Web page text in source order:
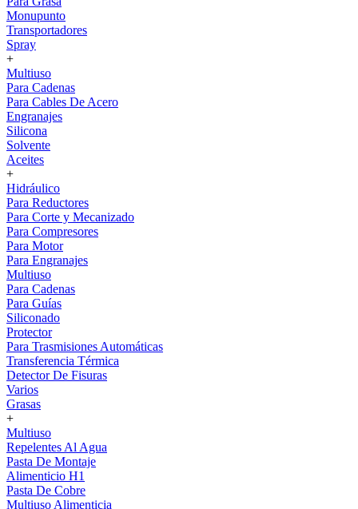
Monupunto
Transportadores
Spray
+
Multiuso
Para Cadenas
Para Cables De Acero
Engranajes
Silicona
Solvente
Aceites
+
Hidráulico
Para Reductores
Para Corte y Mecanizado
Para Compresores
Para Motor
Para Engranajes
Multiuso
Para Cadenas
Para Guías
Siliconado
Protector
Para Trasmisiones Automáticas
Transferencia Térmica
Detector De Fisuras
Varios
Grasas
+
Multiuso
Repelentes Al Agua
Pasta De Montaje
Alimenticio H1
Pasta De Cobre
Multiuso Alimenticia